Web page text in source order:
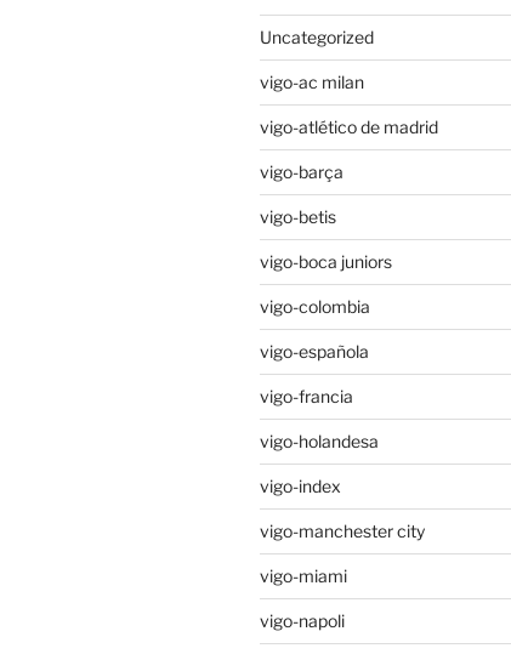
Uncategorized
vigo-ac milan
vigo-atlético de madrid
vigo-barça
vigo-betis
vigo-boca juniors
vigo-colombia
vigo-española
vigo-francia
vigo-holandesa
vigo-index
vigo-manchester city
vigo-miami
vigo-napoli